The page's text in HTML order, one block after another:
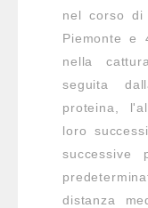
nel corso
Piemonte e
nella
seguita
proteina,
loro
successive
distanza